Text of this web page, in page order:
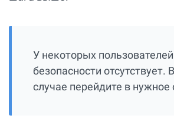
У некоторых
безопасности отсутствует.
случае перейдите в нужное